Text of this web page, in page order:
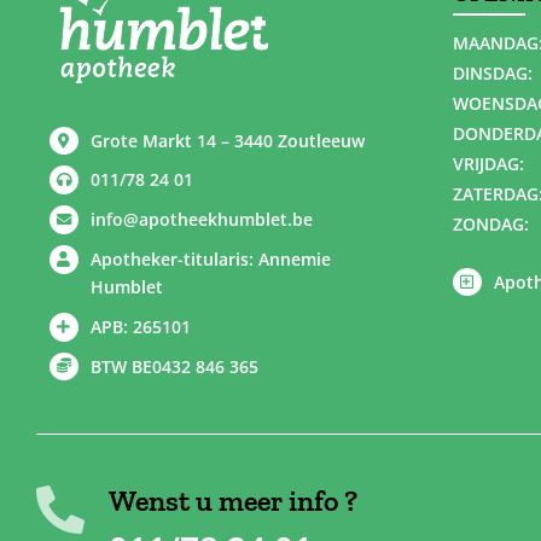
Grote Markt 14 – 3440 Zoutleeuw
011/78 24 01
info@apotheekhumblet.be
Apotheker-titularis: Annemie
Humblet
APB: 265101
BTW BE0432 846 365
MAANDAG:
DINSDAG:
VRIJDAG:
ZATERDAG:
ZONDAG:
Wenst u meer info ?